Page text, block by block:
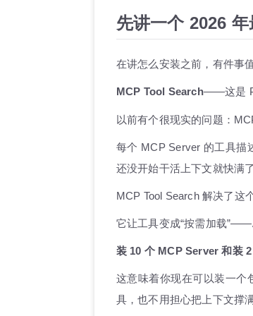
先讲一个 2026
在讲怎么安装之前，有件事
MCP Tool Search——这是
以前有个很现实的问题：
每个 MCP Server 的工具描
还没开始干活上下文就快满
MCP Tool Search 解决了这
它让工具变成“按需加载
装 10 个 MCP Server 和装
这意味着你现在可以装一个
具，也不用担心把上下文撑满